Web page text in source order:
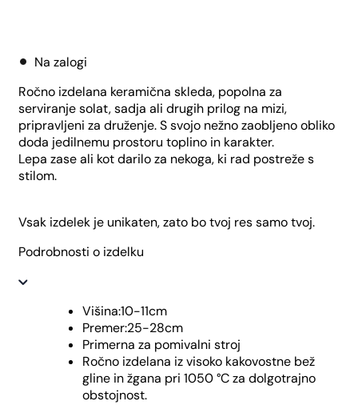
Na zalogi
Ročno izdelana keramična skleda, popolna za
serviranje solat, sadja ali drugih prilog na mizi,
pripravljeni za druženje. S svojo nežno zaobljeno obliko
doda jedilnemu prostoru toplino in karakter.
Lepa zase ali kot darilo za nekoga, ki rad postreže s
stilom.
Vsak izdelek je unikaten, zato bo tvoj res samo tvoj.
Podrobnosti o izdelku
Višina:10-11cm
Premer:25-28cm
Primerna za pomivalni stroj
Ročno izdelana iz visoko kakovostne bež
gline in žgana pri 1050 °C za dolgotrajno
obstojnost.